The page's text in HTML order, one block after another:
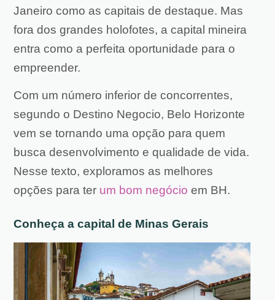
Janeiro como as capitais de destaque. Mas
fora dos grandes holofotes, a capital mineira
entra como a perfeita oportunidade para o
empreender.
Com um número inferior de concorrentes,
segundo o Destino Negocio, Belo Horizonte
vem se tornando uma opção para quem
busca desenvolvimento e qualidade de vida.
Nesse texto, exploramos as melhores
opções para ter um bom negócio em BH.
Conheça a capital de Minas Gerais